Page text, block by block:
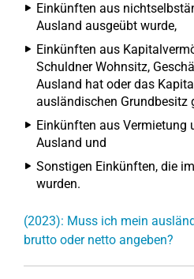
Einkünften aus
Ausland ausgeübt wurde,
Einkünften aus
Schuldner Wohnsitz,
Ausland hat oder das
ausländischen Grundbesitz
Einkünften aus Vermietung
Ausland und
Sonstigen Einkünften, die
wurden.
(2023): Muss ich mein
brutto oder netto angeben?